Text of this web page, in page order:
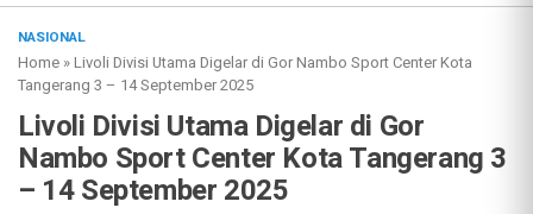
NASIONAL
Home »Livoli Divisi Utama Digelar di Gor Nambo Sport Center Kota
Tangerang 3 – 14 September 2025
Livoli Divisi Utama Digelar di Gor
Nambo Sport Center Kota Tangerang 3
– 14 September 2025